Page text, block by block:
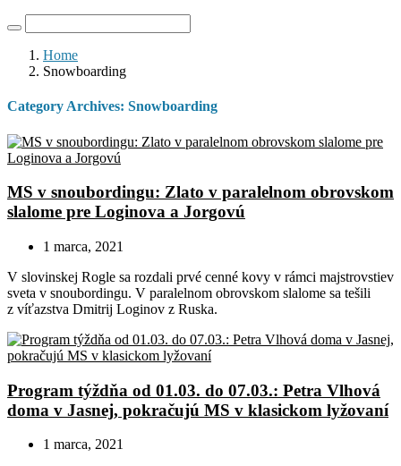
Home
Snowboarding
Category Archives: Snowboarding
MS v snoubordingu: Zlato v paralelnom obrovskom
slalome pre Loginova a Jorgovú
1 marca, 2021
V slovinskej Rogle sa rozdali prvé cenné kovy v rámci majstrovstiev
sveta v snoubordingu. V paralelnom obrovskom slalome sa tešili
z víťazstva Dmitrij Loginov z Ruska.
Program týždňa od 01.03. do 07.03.: Petra Vlhová
doma v Jasnej, pokračujú MS v klasickom lyžovaní
1 marca, 2021